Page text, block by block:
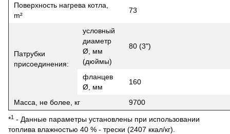
Поверхность нагрева котла,
m²
73
Патрубки
присоединения:
условный
диаметр
Ø, мм
(дюймы)
80 (3")
фланцев
Ø, мм
160
Масса, не более, кг 9700
*1 - Данные параметры установлены при использовании
топлива влажностью 40 % - трески (2407 ккал/кг).